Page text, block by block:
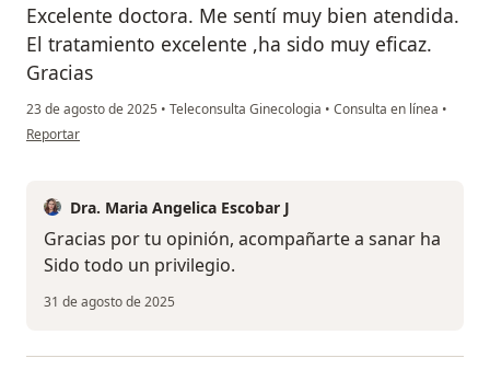
Excelente doctora. Me sentí muy bien atendida.
El tratamiento excelente ,ha sido muy eficaz.
Gracias
23 de agosto de 2025 • Teleconsulta Ginecologia • Consulta en línea •
en opinión del usuario Myriam Yazmith Muñoz
Reportar
Dra. Maria Angelica Escobar J
Gracias por tu opinión, acompañarte a sanar ha
Sido todo un privilegio.
31 de agosto de 2025